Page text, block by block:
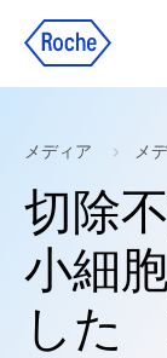
メディア メ
切除
小細
した